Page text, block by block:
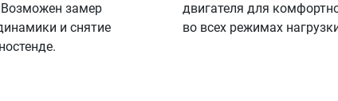
замер
и снятие
двигателя для
во всех режимах